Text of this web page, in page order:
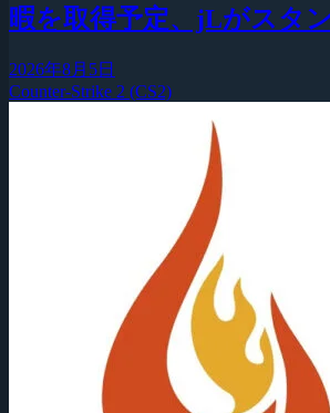
暇を取得予定、jLがスタ
2026年8月5日
Counter-Strike 2 (CS2)